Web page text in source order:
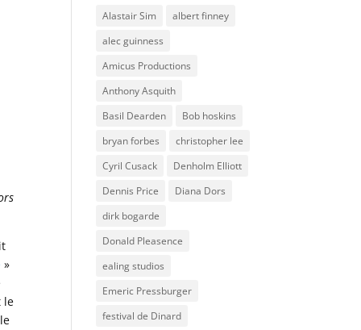
»
le
Alastair Sim
albert finney
alec guinness
Amicus Productions
Anthony Asquith
Basil Dearden
Bob hoskins
bryan forbes
christopher lee
Cyril Cusack
Denholm Elliott
Dennis Price
Diana Dors
dirk bogarde
Donald Pleasence
ealing studios
Emeric Pressburger
festival de Dinard